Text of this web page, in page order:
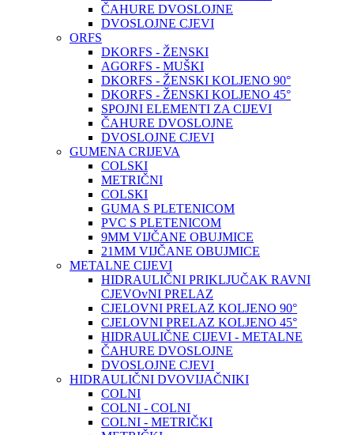
ČAHURE DVOSLOJNE
DVOSLOJNE CJEVI
ORFS
DKORFS - ŽENSKI
AGORFS - MUŠKI
DKORFS - ŽENSKI KOLJENO 90°
DKORFS - ŽENSKI KOLJENO 45°
SPOJNI ELEMENTI ZA CIJEVI
ČAHURE DVOSLOJNE
DVOSLOJNE CJEVI
GUMENA CRIJEVA
COLSKI
METRIČNI
COLSKI
GUMA S PLETENICOM
PVC S PLETENICOM
9MM VIJČANE OBUJMICE
21MM VIJČANE OBUJMICE
METALNE CIJEVI
HIDRAULIČNI PRIKLJUČAK RAVNI
CJEVOvNI PRELAZ
CJELOVNI PRELAZ KOLJENO 90°
CJELOVNI PRELAZ KOLJENO 45°
HIDRAULIČNE CIJEVI - METALNE
ČAHURE DVOSLOJNE
DVOSLOJNE CJEVI
HIDRAULIČNI DVOVIJAČNIKI
COLNI
COLNI - COLNI
COLNI - METRIČKI